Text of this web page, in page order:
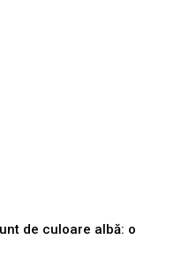
de culoare albă: o